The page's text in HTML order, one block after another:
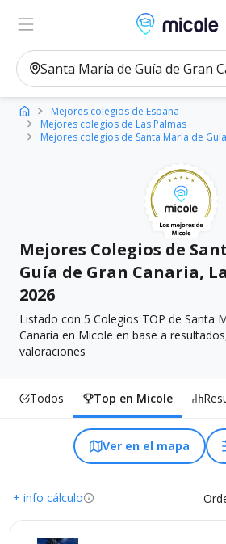
Micole,
Ver en el mapa
Mejores colegios de España
Mejores colegios de Las Palmas
Mejores colegios de Santa María de
Mejores Colegios de
Guía de Gran Canaria,
2026
Listado con 5 Colegios TOP de Santa
Canaria en Micole en base a
valoraciones
Todos Top en Micole
Ver en el mapa
+ info cálculo